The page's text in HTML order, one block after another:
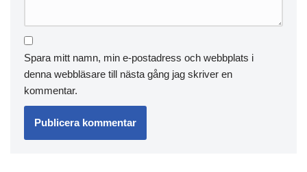
Spara mitt namn, min e-postadress och webbplats i
denna webbläsare till nästa gång jag skriver en
kommentar.